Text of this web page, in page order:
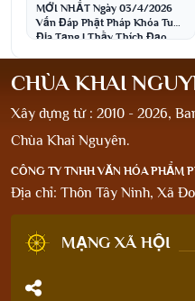
MỚI NHẤT Ngày 03/4/2026
Vấn Đáp Phật Pháp Khóa Tu
Địa Tạng | Thầy Thích Đạo
CHÙA KHAI
Xây dựng từ : 2010 - 2026,
Chùa Khai Nguyên.
CÔNG TY TNHH VĂN HÓA PHẨM
Địa chỉ: Thôn Tây Ninh, Xã
MẠNG XÃ HỘI